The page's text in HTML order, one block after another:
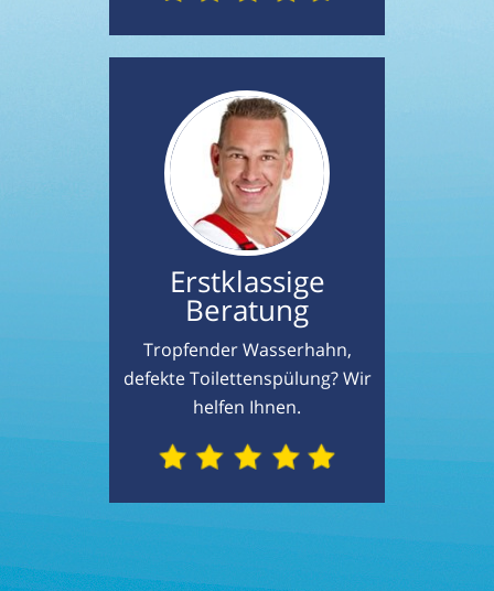
Erstklassige
Beratung
Tropfender Wasserhahn,
defekte Toilettenspülung? Wir
helfen Ihnen.